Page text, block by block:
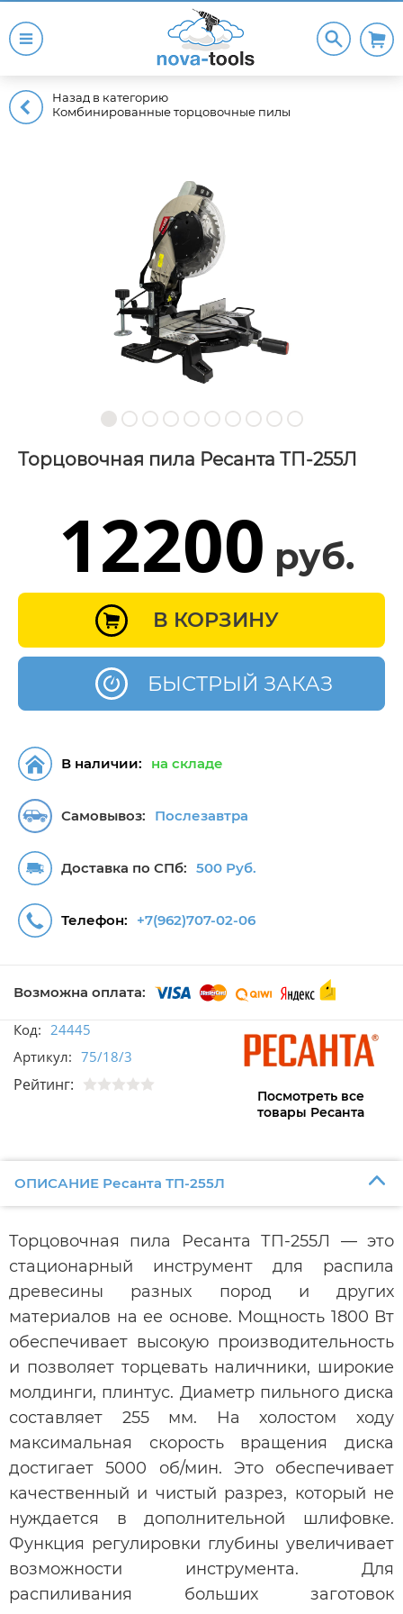
Назад в категорию
Комбинированные торцовочные пилы
Торцовочная пила Ресанта ТП-255Л
12200 руб.
БЫСТРЫЙ ЗАКАЗ
В КОРЗИНУ
Самовывоз: Послезавтра
Доставка по СПб: 500 Руб.
В наличии: на складе
Телефон: +7(962)707-02-06
Возможна оплата:
Код: 24445
Артикул: 75/18/3
Рейтинг:
Посмотреть все
товары Ресанта
ОПИСАНИЕ Ресанта ТП-255Л
Торцовочная пила Ресанта ТП-255Л — это
стационарный инструмент для распила
древесины разных пород и других
материалов на ее основе. Мощность 1800 Вт
обеспечивает высокую производительность
и позволяет торцевать наличники, широкие
молдинги, плинтус. Диаметр пильного диска
составляет 255 мм. На холостом ходу
максимальная скорость вращения диска
достигает 5000 об/мин. Это обеспечивает
качественный и чистый разрез, который не
нуждается в дополнительной шлифовке.
Функция регулировки глубины увеличивает
возможности инструмента. Для
распиливания больших заготовок